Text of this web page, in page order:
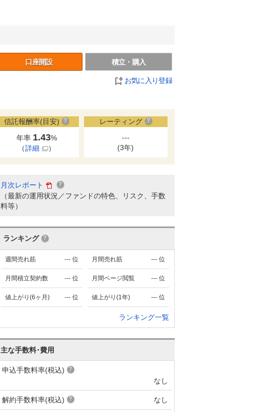
口座開設 積立・購入
お気に入り登録
信託報酬率(目安)
年率 1.43%
（詳細 ）
レーティング
---
(3年)
月次レポート
（最新の運用状況／ファンドの特色、リスク、手数
料等）
ランキング
--- 位
週間売れ筋 --- 位
月間売れ筋
--- 位
月間積立契約数 --- 位
月間ページ閲覧
--- 位
値上がり(6ヶ月) --- 位
値上がり(1年)
ランキング一覧
主な手数料･費用
申込手数料率(税込)
なし
解約手数料率(税込) なし